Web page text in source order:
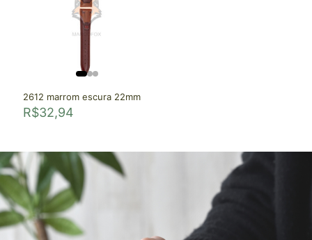
2612 marrom escura 22mm
R$32,94